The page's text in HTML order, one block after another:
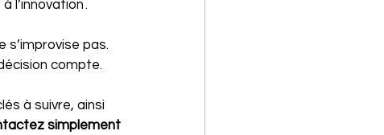
l’innovation .
s’improvise pas.
compte.
à suivre, ainsi
simplement